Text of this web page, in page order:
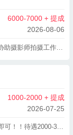
6000-7000 + 提成
2026-08-06
性格活泼,喜爱宝宝,对宝宝有耐心； 配合协助摄影师拍摄工作； 有想法，配合做造型、挑选服装； 主动热情有亲和力和沟通能力； 有责任心和团队合作精神。 有工作经验、幼师专业优先。
1000-2000 + 提成
2026-07-25
形象好，气质佳，带过小孩，有亲和力者即可！！待遇2000-3500，工作时间8:00—5:30！